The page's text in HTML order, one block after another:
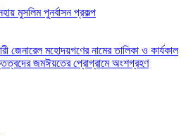
মুসলিম পুনর্বাসন প্রকল্প
জেনারেল মহোদয়গণের নামের তালিকা ও কার্যকাল
জমঈয়তের প্রোগ্রামে অংশগ্রহণ